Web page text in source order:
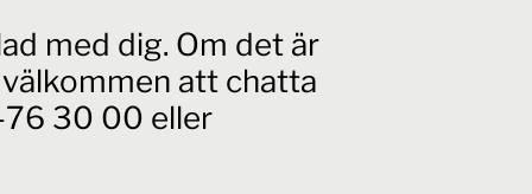
med dig. Om det är
att chatta
30 00 eller